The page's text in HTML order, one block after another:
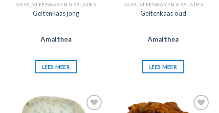
KAAS, VLEESWAREN & SALADES
Geitenkaas jong
Amalthea
LEES MEER
KAAS, VLEESWAREN & SALADES
Geitenkaas oud
Amalthea
LEES MEER